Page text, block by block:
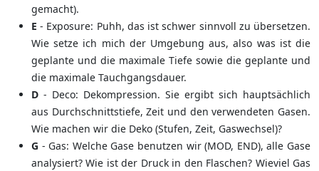
gemacht).
E - Exposure: Puhh, das ist schwer sinnvoll zu übersetzen.
Wie setze ich mich der Umgebung aus, also was ist die
geplante und die maximale Tiefe sowie die geplante und
die maximale Tauchgangsdauer.
D - Deco: Dekompression. Sie ergibt sich hauptsächlich
aus Durchschnittstiefe, Zeit und den verwendeten Gasen.
Wie machen wir die Deko (Stufen, Zeit, Gaswechsel)?
G - Gas: Welche Gase benutzen wir (MOD, END), alle Gase
analysiert? Wie ist der Druck in den Flaschen? Wieviel Gas